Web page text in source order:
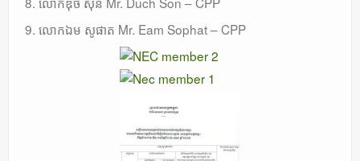
9. លោកឯម សូផាត Mr. Eam Sophat – CPP